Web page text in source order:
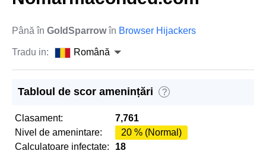
Până în GoldSparrowîn Browser Hijackers
Tradu in: Română
Tabloul de scor amenințări ?
Clasament:
7,761
Nivel de amenintare:
20 % (Normal)
Calculatoare infectate:
18